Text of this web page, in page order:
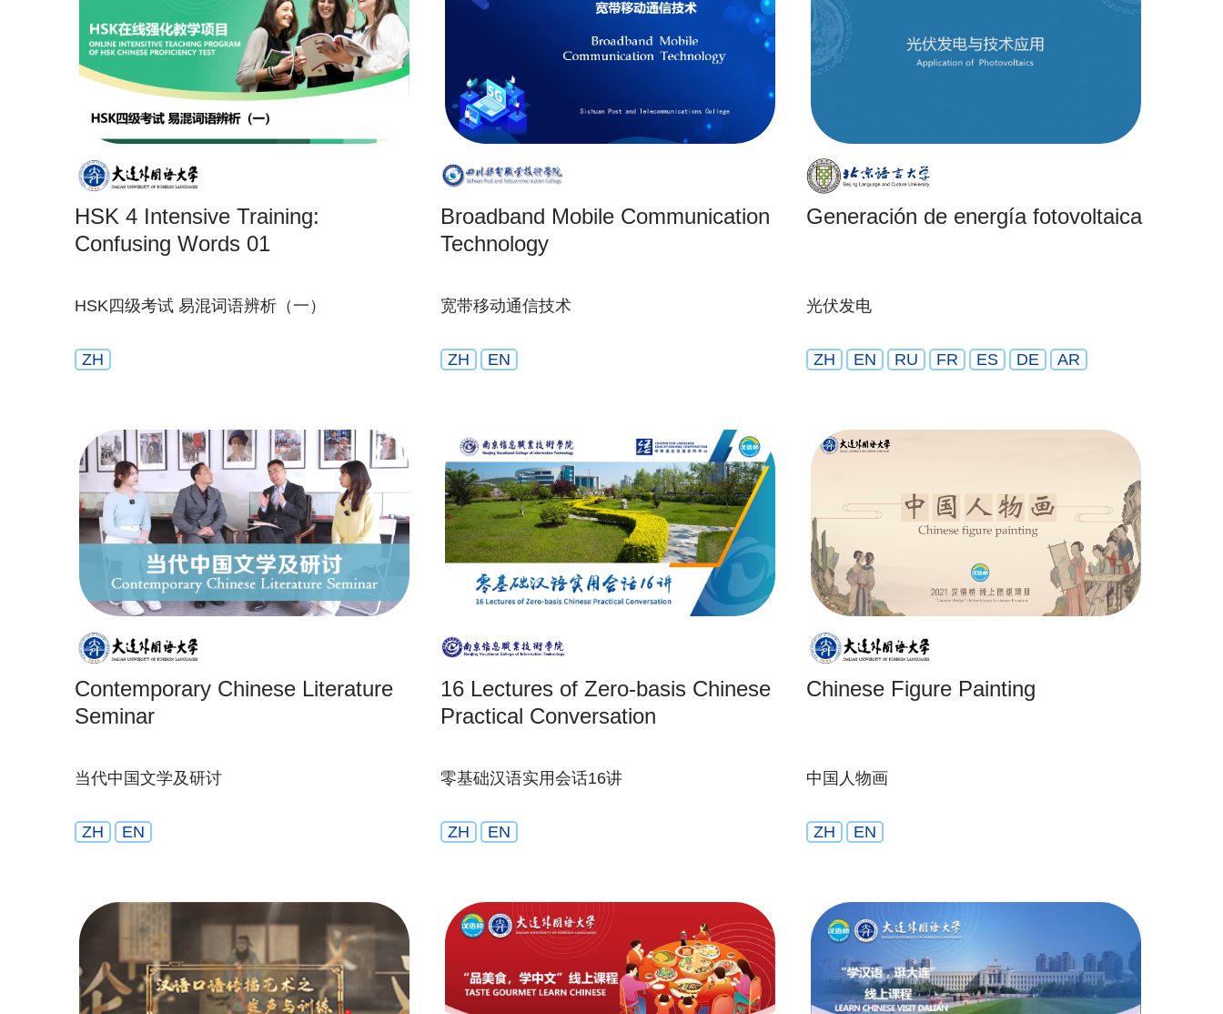
HSK 4 Intensive Training:
Confusing Words 01
HSK四级考试 易混词语辨析（一）
ZH
Broadband Mobile Communication
Technology
宽带移动通信技术
ZH EN
Generación de energía fotovoltaica
光伏发电
ZH EN RU FR ES DE AR
Contemporary Chinese Literature
Seminar
当代中国文学及研讨
ZH EN
16 Lectures of Zero-basis Chinese
Practical Conversation
零基础汉语实用会话16讲
ZH EN
Chinese Figure Painting
中国人物画
ZH EN